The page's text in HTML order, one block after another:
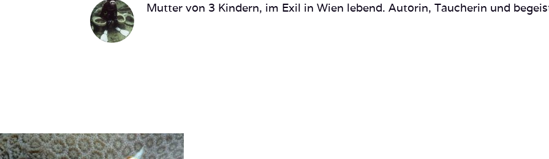
Mutter von 3 Kindern, im Exil in Wien lebend. Autorin, Taucherin und